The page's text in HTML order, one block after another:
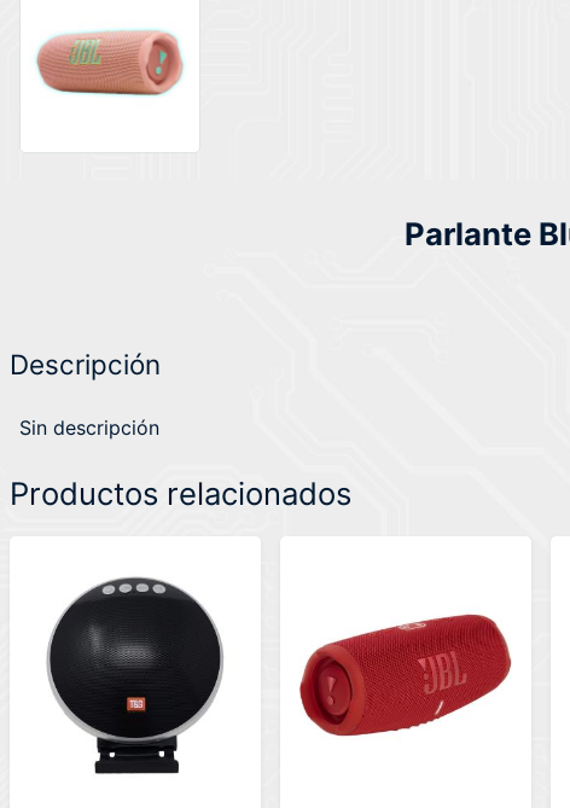
Parlante
Descripción
Sin descripción
Productos relacionados